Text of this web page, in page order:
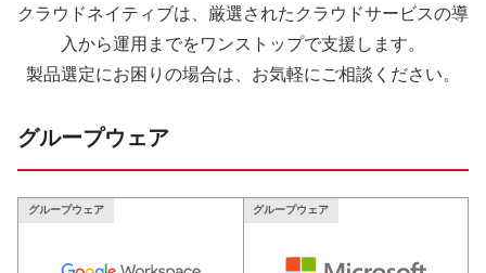
クラウドネイティブは、厳選されたクラウドサービスの導
入から運用までをワンストップで支援します。
製品選定にお困りの場合は、お気軽にご相談ください。
グループウェア
グループウェア グループウェア